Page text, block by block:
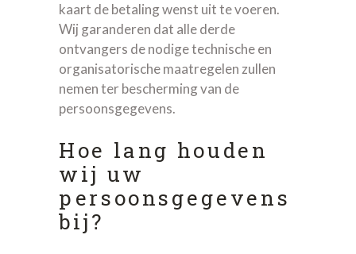
kaart de betaling wenst uit te voeren.
Wij garanderen dat alle derde
ontvangers de nodige technische en
organisatorische maatregelen zullen
nemen ter bescherming van de
persoonsgegevens.
Hoe lang houden
wij uw
persoonsgegevens
bij?